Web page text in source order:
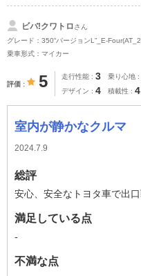
ビバ!クワトロさん
グレード：350“バージョンL”_E-
乗車形式：マイカー
評価 5 走行性能 3 乗り心地
デザイン 4 積載性 4
室内が静かなクルマ
2024.7.9
総評
安心、安全なトヨタ車で出
満足している点
-
不満な点